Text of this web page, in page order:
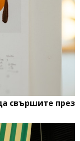
свършите през